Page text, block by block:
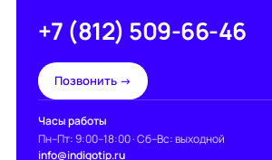
+7 (812) 509-66-46
Позвонить →
Часы работы
Пн–Пт: 9:00–18:00 · Сб–Вс: выходной
info@indigotip.ru